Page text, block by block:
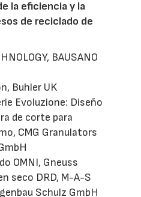
la eficiencia y la
de reciclado de
BAUSANO
Buhler UK
Evoluzione: Diseño
de corte para
CMG Granulators
OMNI, Gneuss
seco DRD, M-A-S
Schulz GmbH